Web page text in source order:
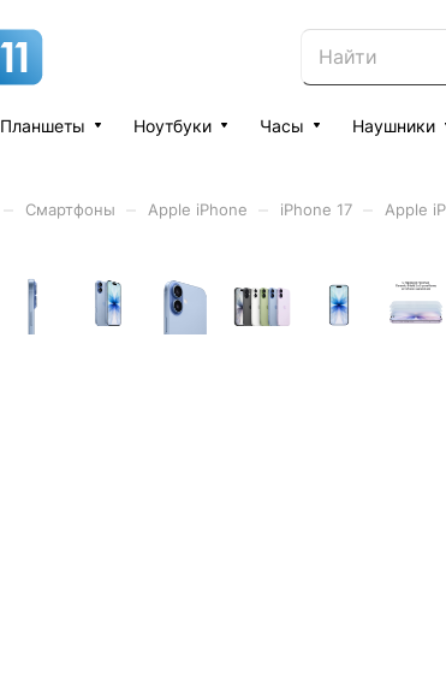
Планшеты Ноутбуки Часы Наушники
Смартфоны Apple iPhone iPhone 17 Apple